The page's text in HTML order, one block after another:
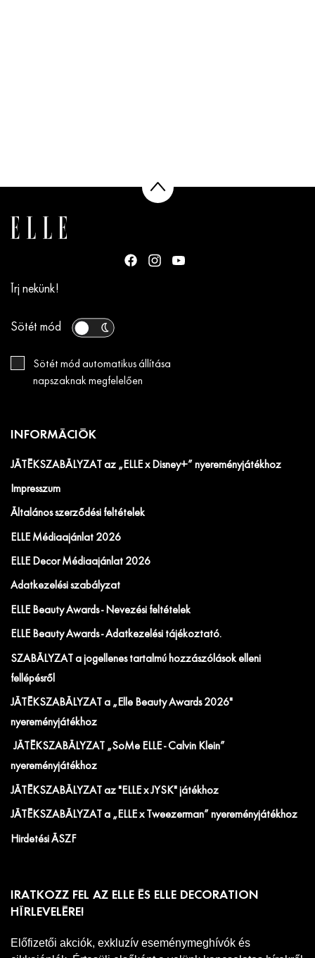
Írj nekünk!
Sötét mód
Sötét mód automatikus állítása
napszaknak megfelelően
INFORMÁCIÓK
JÁTÉKSZABÁLYZAT az „ELLE x Disney+” nyereményjátékhoz
Impresszum
Általános szerződési feltételek
ELLE Médiaajánlat 2026
ELLE Decor Médiaajánlat 2026
Adatkezelési szabályzat
ELLE Beauty Awards - Nevezési feltételek
ELLE Beauty Awards - Adatkezelési tájékoztató.
SZABÁLYZAT a jogellenes tartalmú hozzászólások elleni
fellépésről
JÁTÉKSZABÁLYZAT a „Elle Beauty Awards 2026"
nyereményjátékhoz
JÁTÉKSZABÁLYZAT „SoMe ELLE - Calvin Klein”
nyereményjátékhoz
JÁTÉKSZABÁLYZAT az "ELLE x JYSK" játékhoz
JÁTÉKSZABÁLYZAT a „ELLE x Tweezerman” nyereményjátékhoz
Hirdetési ÁSZF
IRATKOZZ FEL AZ ELLE ÉS ELLE DECORATION
HÍRLEVELÉRE!
Előfizetői akciók, exkluzív eseménymeghívók és